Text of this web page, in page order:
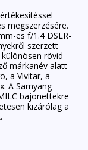
megszerzésére.
es f/1.4 DSLR-
szerzett
rövid
márkanév alatt
a Vivitar, a
A Samyang
bajonettekre
kizárólag a